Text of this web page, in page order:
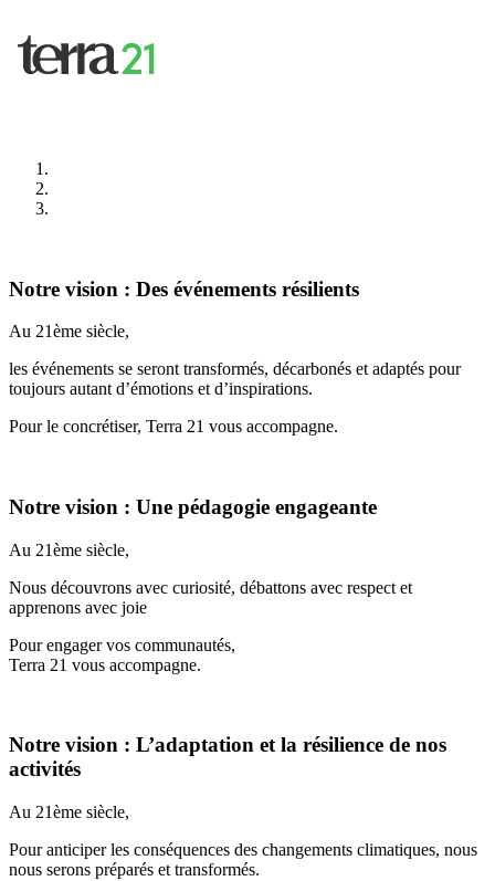
Notre vision : Des événements résilients
Au 21ème siècle,
les événements se seront transformés, décarbonés et adaptés pour
toujours autant d’émotions et d’inspirations.
Pour le concrétiser, Terra 21 vous accompagne.
Notre vision : Une pédagogie engageante
Au 21ème siècle,
Nous découvrons avec curiosité, débattons avec respect et
apprenons avec joie
Pour engager vos communautés,
Terra 21 vous accompagne.
Notre vision : L’adaptation et la résilience de nos
activités
Au 21ème siècle,
Pour anticiper les conséquences des changements climatiques, nous
nous serons préparés et transformés.